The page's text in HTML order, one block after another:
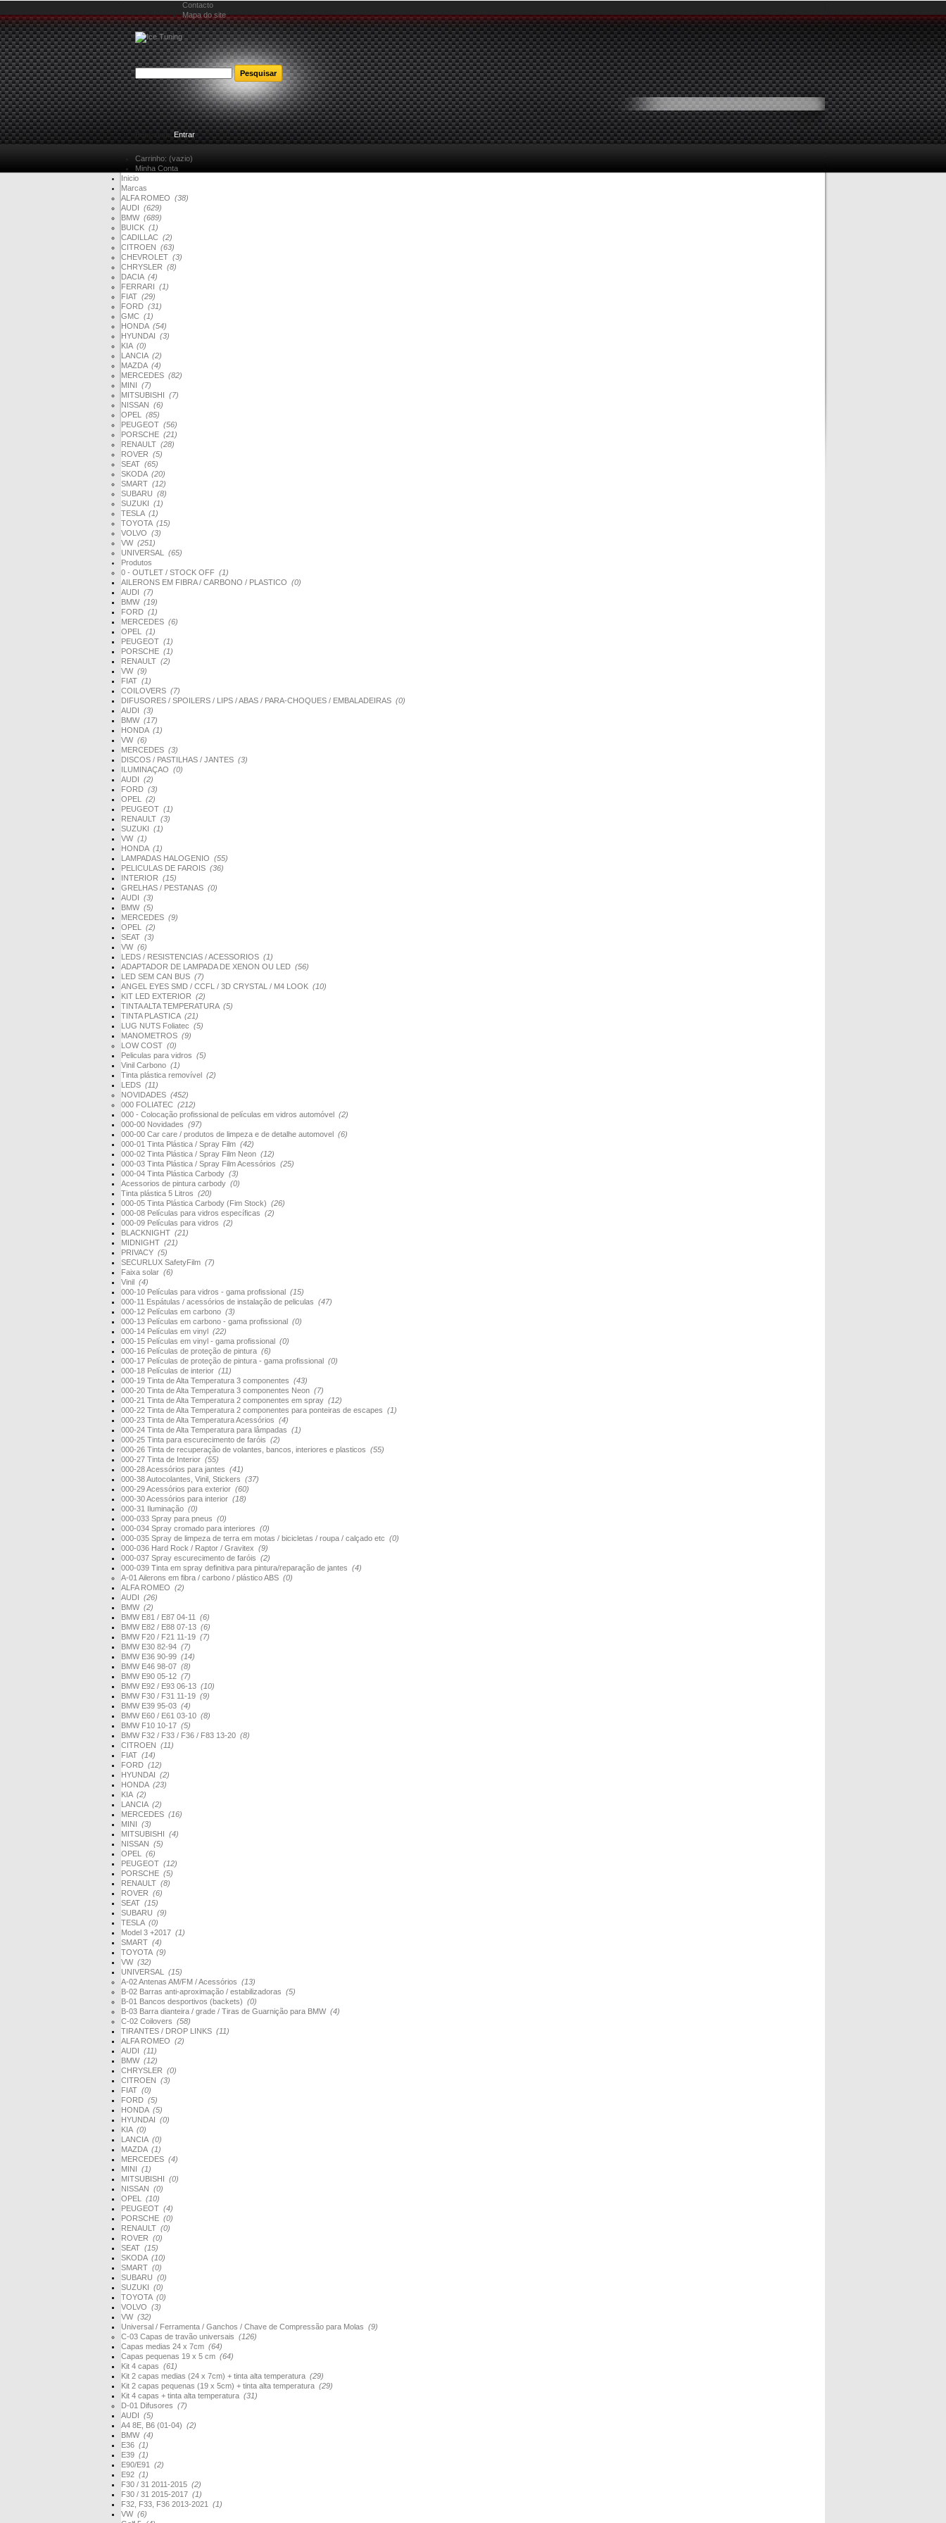
Contacto
Mapa do site
Bem-vindoEntrar
Carrinho: (vazio)
Minha Conta
Inicio
Marcas
ALFA ROMEO (38)
AUDI (629)
BMW (689)
BUICK (1)
CADILLAC (2)
CITROEN (63)
CHEVROLET (3)
CHRYSLER (8)
DACIA (4)
FERRARI (1)
FIAT (29)
FORD (31)
GMC (1)
HONDA (54)
HYUNDAI (3)
KIA (0)
LANCIA (2)
MAZDA (4)
MERCEDES (82)
MINI (7)
MITSUBISHI (7)
NISSAN (6)
OPEL (85)
PEUGEOT (56)
PORSCHE (21)
RENAULT (28)
ROVER (5)
SEAT (65)
SKODA (20)
SMART (12)
SUBARU (8)
SUZUKI (1)
TESLA (1)
TOYOTA (15)
VOLVO (3)
VW (251)
UNIVERSAL (65)
Produtos
0 - OUTLET / STOCK OFF (1)
AILERONS EM FIBRA / CARBONO / PLASTICO (0)
AUDI (7)
BMW (19)
FORD (1)
MERCEDES (6)
OPEL (1)
PEUGEOT (1)
PORSCHE (1)
RENAULT (2)
VW (9)
FIAT (1)
COILOVERS (7)
DIFUSORES / SPOILERS / LIPS / ABAS / PARA-CHOQUES / EMBALADEIRAS (0)
AUDI (3)
BMW (17)
HONDA (1)
VW (6)
MERCEDES (3)
DISCOS / PASTILHAS / JANTES (3)
ILUMINAÇAO (0)
AUDI (2)
FORD (3)
OPEL (2)
PEUGEOT (1)
RENAULT (3)
SUZUKI (1)
VW (1)
HONDA (1)
LAMPADAS HALOGENIO (55)
PELICULAS DE FAROIS (36)
INTERIOR (15)
GRELHAS / PESTANAS (0)
AUDI (3)
BMW (5)
MERCEDES (9)
OPEL (2)
SEAT (3)
VW (6)
LEDS / RESISTENCIAS / ACESSORIOS (1)
ADAPTADOR DE LAMPADA DE XENON OU LED (56)
LED SEM CAN BUS (7)
ANGEL EYES SMD / CCFL / 3D CRYSTAL / M4 LOOK (10)
KIT LED EXTERIOR (2)
TINTA ALTA TEMPERATURA (5)
TINTA PLASTICA (21)
LUG NUTS Foliatec (5)
MANOMETROS (9)
LOW COST (0)
Peliculas para vidros (5)
Vinil Carbono (1)
Tinta plástica removível (2)
LEDS (11)
NOVIDADES (452)
000 FOLIATEC (212)
000 - Colocação profissional de películas em vidros automóvel (2)
000-00 Novidades (97)
000-00 Car care / produtos de limpeza e de detalhe automovel (6)
000-01 Tinta Plástica / Spray Film (42)
000-02 Tinta Plástica / Spray Film Neon (12)
000-03 Tinta Plástica / Spray Film Acessórios (25)
000-04 Tinta Plástica Carbody (3)
Acessorios de pintura carbody (0)
Tinta plástica 5 Litros (20)
000-05 Tinta Plástica Carbody (Fim Stock) (26)
000-08 Películas para vidros específicas (2)
000-09 Películas para vidros (2)
BLACKNIGHT (21)
MIDNIGHT (21)
PRIVACY (5)
SECURLUX SafetyFilm (7)
Faixa solar (6)
Vinil (4)
000-10 Películas para vidros - gama profissional (15)
000-11 Espátulas / acessórios de instalação de peliculas (47)
000-12 Películas em carbono (3)
000-13 Películas em carbono - gama profissional (0)
000-14 Películas em vinyl (22)
000-15 Películas em vinyl - gama profissional (0)
000-16 Películas de proteção de pintura (6)
000-17 Películas de proteção de pintura - gama profissional (0)
000-18 Películas de interior (11)
000-19 Tinta de Alta Temperatura 3 componentes (43)
000-20 Tinta de Alta Temperatura 3 componentes Neon (7)
000-21 Tinta de Alta Temperatura 2 componentes em spray (12)
000-22 Tinta de Alta Temperatura 2 componentes para ponteiras de escapes (1)
000-23 Tinta de Alta Temperatura Acessórios (4)
000-24 Tinta de Alta Temperatura para lâmpadas (1)
000-25 Tinta para escurecimento de faróis (2)
000-26 Tinta de recuperação de volantes, bancos, interiores e plasticos (55)
000-27 Tinta de Interior (55)
000-28 Acessórios para jantes (41)
000-38 Autocolantes, Vinil, Stickers (37)
000-29 Acessórios para exterior (60)
000-30 Acessórios para interior (18)
000-31 Iluminação (0)
000-033 Spray para pneus (0)
000-034 Spray cromado para interiores (0)
000-035 Spray de limpeza de terra em motas / bicicletas / roupa / calçado etc (0)
000-036 Hard Rock / Raptor / Gravitex (9)
000-037 Spray escurecimento de faróis (2)
000-039 Tinta em spray definitiva para pintura/reparação de jantes (4)
A-01 Ailerons em fibra / carbono / plástico ABS (0)
ALFA ROMEO (2)
AUDI (26)
BMW (2)
BMW E81 / E87 04-11 (6)
BMW E82 / E88 07-13 (6)
BMW F20 / F21 11-19 (7)
BMW E30 82-94 (7)
BMW E36 90-99 (14)
BMW E46 98-07 (8)
BMW E90 05-12 (7)
BMW E92 / E93 06-13 (10)
BMW F30 / F31 11-19 (9)
BMW E39 95-03 (4)
BMW E60 / E61 03-10 (8)
BMW F10 10-17 (5)
BMW F32 / F33 / F36 / F83 13-20 (8)
CITROEN (11)
FIAT (14)
FORD (12)
HYUNDAI (2)
HONDA (23)
KIA (2)
LANCIA (2)
MERCEDES (16)
MINI (3)
MITSUBISHI (4)
NISSAN (5)
OPEL (6)
PEUGEOT (12)
PORSCHE (5)
RENAULT (8)
ROVER (6)
SEAT (15)
SUBARU (9)
TESLA (0)
Model 3 +2017 (1)
SMART (4)
TOYOTA (9)
VW (32)
UNIVERSAL (15)
A-02 Antenas AM/FM / Acessórios (13)
B-02 Barras anti-aproximação / estabilizadoras (5)
B-01 Bancos desportivos (backets) (0)
B-03 Barra dianteira / grade / Tiras de Guarnição para BMW (4)
C-02 Coilovers (58)
TIRANTES / DROP LINKS (11)
ALFA ROMEO (2)
AUDI (11)
BMW (12)
CHRYSLER (0)
CITROEN (3)
FIAT (0)
FORD (5)
HONDA (5)
HYUNDAI (0)
KIA (0)
LANCIA (0)
MAZDA (1)
MERCEDES (4)
MINI (1)
MITSUBISHI (0)
NISSAN (0)
OPEL (10)
PEUGEOT (4)
PORSCHE (0)
RENAULT (0)
ROVER (0)
SEAT (15)
SKODA (10)
SMART (0)
SUBARU (0)
SUZUKI (0)
TOYOTA (0)
VOLVO (3)
VW (32)
Universal / Ferramenta / Ganchos / Chave de Compressão para Molas (9)
C-03 Capas de travão universais (126)
Capas medias 24 x 7cm (64)
Capas pequenas 19 x 5 cm (64)
Kit 4 capas (61)
Kit 2 capas medias (24 x 7cm) + tinta alta temperatura (29)
Kit 2 capas pequenas (19 x 5cm) + tinta alta temperatura (29)
Kit 4 capas + tinta alta temperatura (31)
D-01 Difusores (7)
AUDI (5)
A4 8E, B6 (01-04) (2)
BMW (4)
E36 (1)
E39 (1)
E90/E91 (2)
E92 (1)
F30 / 31 2011-2015 (2)
F30 / 31 2015-2017 (1)
F32, F33, F36 2013-2021 (1)
VW (6)